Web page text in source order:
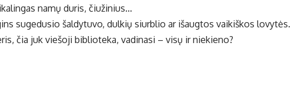
namų duris, čiužinius…
sugedusio šaldytuvo, dulkių siurblio ar išaugtos vaikiškos lovytės.
čia juk viešoji biblioteka, vadinasi – visų ir niekieno?